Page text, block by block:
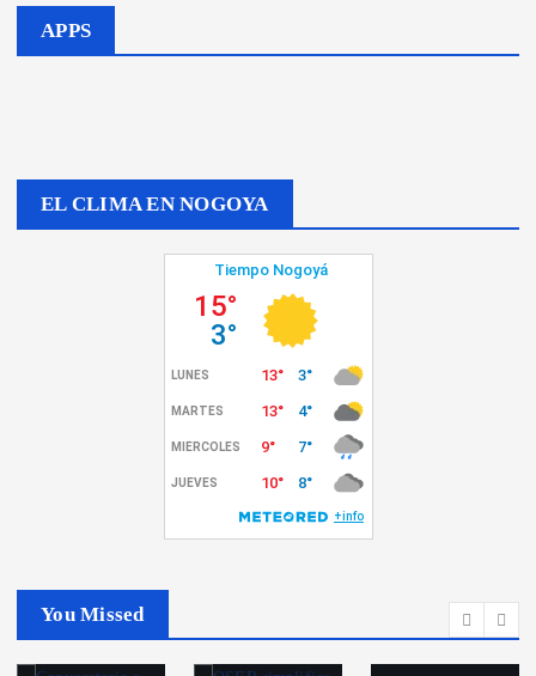
APPS
EL CLIMA EN NOGOYA
You Missed